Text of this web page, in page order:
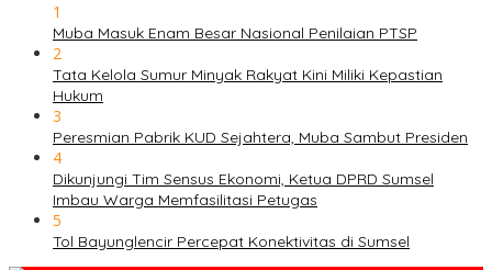
1
Muba Masuk Enam Besar Nasional Penilaian PTSP
2
Tata Kelola Sumur Minyak Rakyat Kini Miliki Kepastian
Hukum
3
Peresmian Pabrik KUD Sejahtera, Muba Sambut Presiden
4
Dikunjungi Tim Sensus Ekonomi, Ketua DPRD Sumsel
Imbau Warga Memfasilitasi Petugas
5
Tol Bayunglencir Percepat Konektivitas di Sumsel